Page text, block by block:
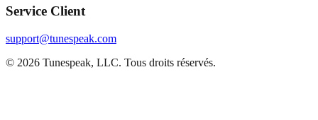
Service Client
support@tunespeak.com
© 2026 Tunespeak, LLC. Tous droits réservés.